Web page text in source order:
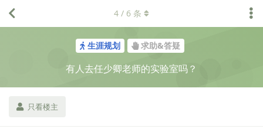
生涯规划 求助&答疑
有人去任少卿老师的实验室吗？
只看楼主
4 / 6 条